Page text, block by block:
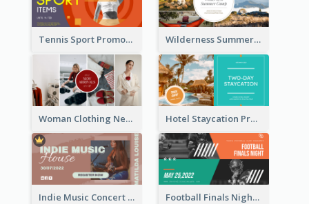
Tennis Sport Promote Facebook Ad Wilderness Summer Camp Facebook Post
Woman Clothing New Arrivals Facebook Ad Hotel Staycation Promotion Facebook Ad
Indie Music Concert Facebook Ad Football Finals Night Watching Facebook Ad